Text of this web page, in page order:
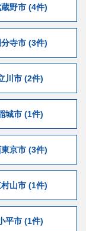
野市 (4件)
分寺市 (3件)
川市 (2件)
城市 (1件)
京市 (3件)
山市 (1件)
平市 (1件)